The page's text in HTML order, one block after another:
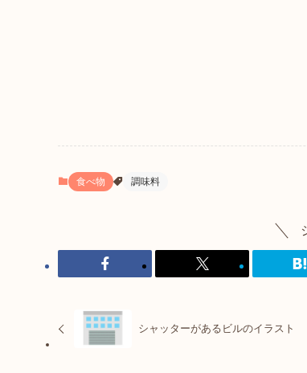
食べ物 調味料
シャッターがあるビルのイラスト